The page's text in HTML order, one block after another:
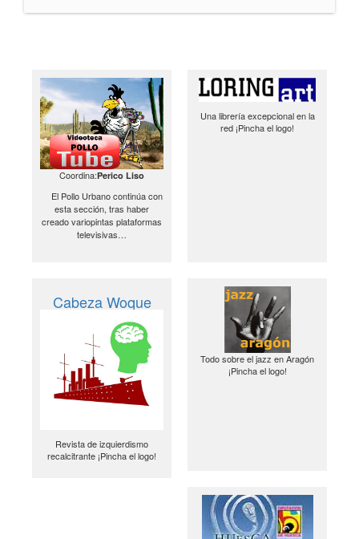
Coordina:Perico Liso
El Pollo Urbano continúa con
esta sección, tras haber
creado variopintas plataformas
televisivas…
Una librería excepcional en la
red ¡Pincha el logo!
Cabeza Woque
Revista de izquierdismo
recalcitrante ¡Pincha el logo!
Todo sobre el jazz en Aragón
¡Pincha el logo!